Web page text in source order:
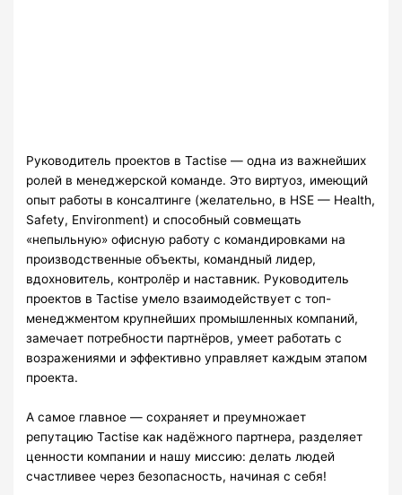
Руководитель проектов в Tactise — одна из важнейших
ролей в менеджерской команде. Это виртуоз, имеющий
опыт работы в консалтинге (желательно, в HSE — Health,
Safety, Environment) и способный совмещать
«непыльную» офисную работу с командировками на
производственные объекты, командный лидер,
вдохновитель, контролёр и наставник. Руководитель
проектов в Tactise умело взаимодействует с топ-
менеджментом крупнейших промышленных компаний,
замечает потребности партнёров, умеет работать с
возражениями и эффективно управляет каждым этапом
проекта.
А самое главное — сохраняет и преумножает
репутацию Tactise как надёжного партнера, разделяет
ценности компании и нашу миссию: делать людей
счастливее через безопасность, начиная с себя!